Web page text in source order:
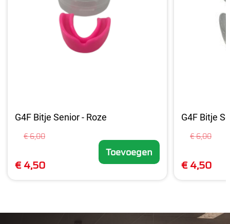
G4F Bitje Senior - Roze
€ 6,00
€ 4,50
Toevoegen
G4F Bitje
€ 6,00
€ 4,50